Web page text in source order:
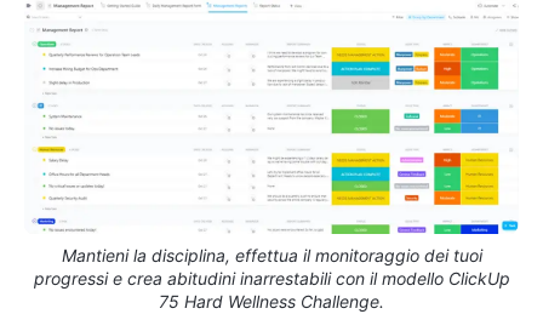
Mantieni la disciplina, effettua il monitoraggio dei tuoi
progressi e crea abitudini inarrestabili con il modello ClickUp
75 Hard Wellness Challenge.